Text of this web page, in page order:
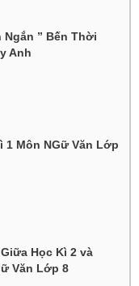
Ngắn ” Bến Thời
Anh
1 Môn NGữ Văn Lớp
Học Kì 2 và
Văn Lớp 8